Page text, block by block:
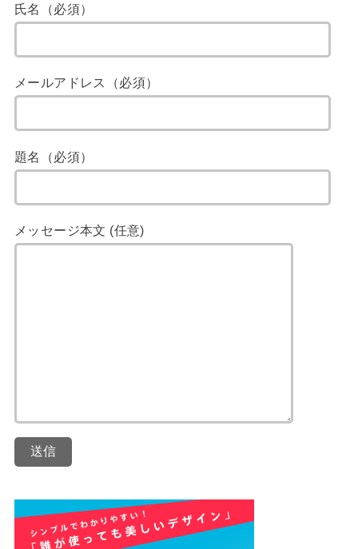
氏名（必須）
メールアドレス（必須）
題名（必須）
メッセージ本文 (任意)